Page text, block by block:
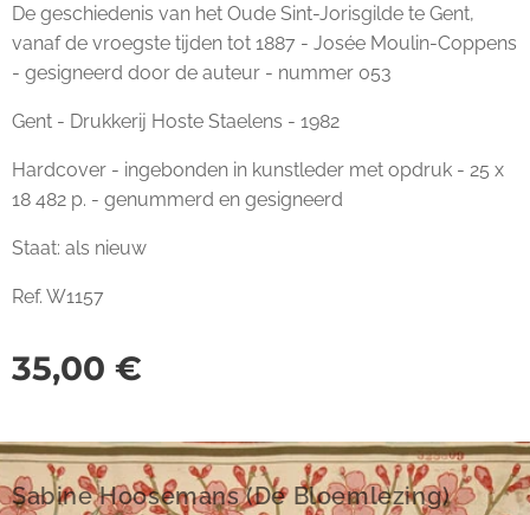
De geschiedenis van het Oude Sint-Jorisgilde te Gent,
vanaf de vroegste tijden tot 1887 - Josée Moulin-Coppens
- gesigneerd door de auteur - nummer 053
Gent - Drukkerij Hoste Staelens - 1982
Hardcover - ingebonden in kunstleder met opdruk - 25 x
18 482 p. - genummerd en gesigneerd
Staat: als nieuw
Ref. W1157
35,00 €
Sabine Hoosemans (De Bloemlezing)